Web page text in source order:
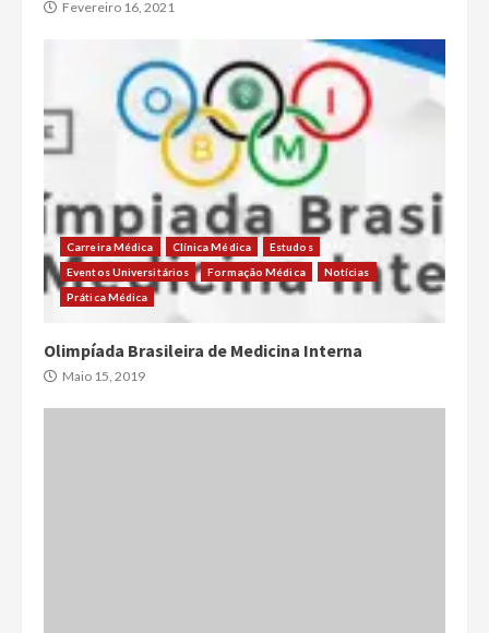
Fevereiro 16, 2021
Carreira Médica Clínica Médica
Estudos
Eventos Universitários
Formação Médica
Notícias
Prática Médica
Olimpíada Brasileira de Medicina Interna
Maio 15, 2019